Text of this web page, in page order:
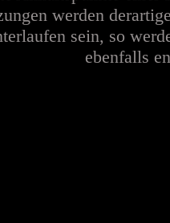
werden
sein, so
ebenfalls